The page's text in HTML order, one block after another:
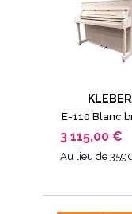
KLEBER
E-110 Blanc
3 115,00 €
Au lieu de